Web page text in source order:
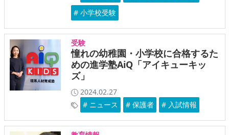
# 小学校受験
受験
憧れの幼稚園・小学校に合格するた
めの進学塾AiQ「アイキューキッ
ズ」
2024.02.27
# ニュース
# 保護者 # 入試情報